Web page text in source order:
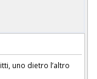
uno dietro l’altro